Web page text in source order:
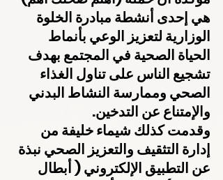
هي إحدى أنشطة مبادرة الخلوة
الوزارية لتعزيز الوعي بأنماط
الحياة الصحية في المجتمع بهدف
تشجيع الناس على تناول الغذاء
الصحي وممارسة النشاط البدني
والإمتناع عن التدخين.
وقدمت كذلك شيماء خليفة من
إدارة التثقيف والتعزيز الصحي نبذة
عن التطبيق الإلكتروني ( أبطال